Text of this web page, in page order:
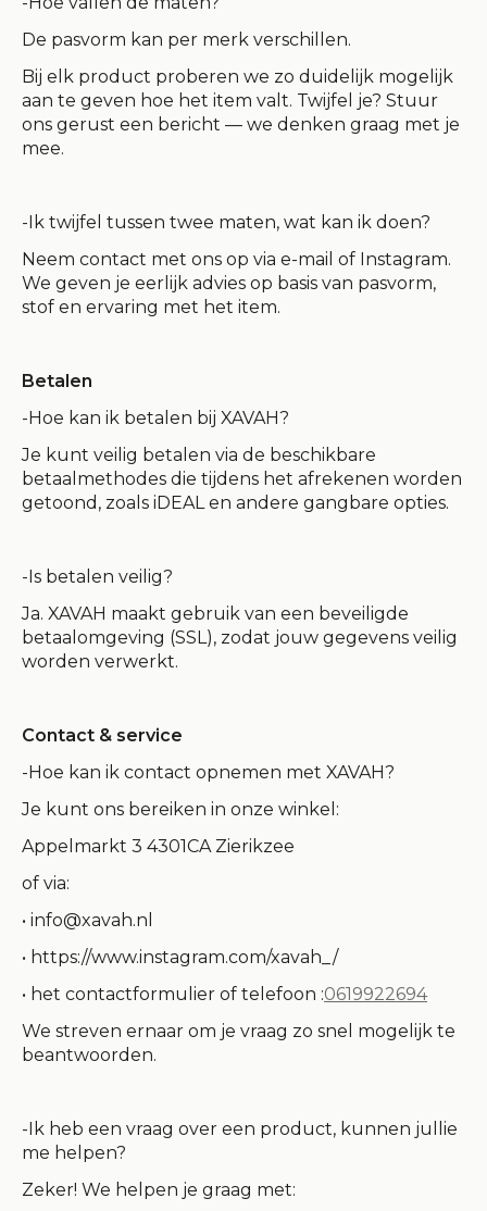
De pasvorm kan per merk verschillen.
Bij elk product proberen we zo duidelijk mogelijk
aan te geven hoe het item valt. Twijfel je? Stuur
ons gerust een bericht — we denken graag met je
mee.
-Ik twijfel tussen twee maten, wat kan ik doen?
Neem contact met ons op via e-mail of Instagram.
We geven je eerlijk advies op basis van pasvorm,
stof en ervaring met het item.
Betalen
-Hoe kan ik betalen bij XAVAH?
Je kunt veilig betalen via de beschikbare
betaalmethodes die tijdens het afrekenen worden
getoond, zoals iDEAL en andere gangbare opties.
-Is betalen veilig?
Ja. XAVAH maakt gebruik van een beveiligde
betaalomgeving (SSL), zodat jouw gegevens veilig
worden verwerkt.
Contact & service
-Hoe kan ik contact opnemen met XAVAH?
Je kunt ons bereiken in onze winkel:
Appelmarkt 3 4301CA Zierikzee
of via:
• info@xavah.nl
• https://www.instagram.com/xavah_/
• het contactformulier of telefoon :0619922694
We streven ernaar om je vraag zo snel mogelijk te
beantwoorden.
-Ik heb een vraag over een product, kunnen jullie
me helpen?
Zeker! We helpen je graag met: